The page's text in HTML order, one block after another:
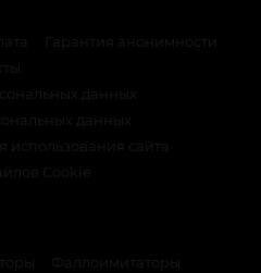
Гарантия анонимности
данных
данных
использования сайта
Cookie
Фаллоимитаторы